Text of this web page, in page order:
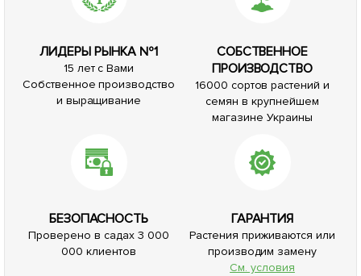
ЛИДЕРЫ РЫНКА №1
15 лет с Вами
Собственное производство
и выращивание
СОБСТВЕННОЕ
ПРОИЗВОДСТВО
16000 сортов растений и
семян в крупнейшем
магазине Украины
БЕЗОПАСНОСТЬ
Проверено в садах 3 000
000 клиентов
ГАРАНТИЯ
Растения приживаются или
производим замену
См. условия